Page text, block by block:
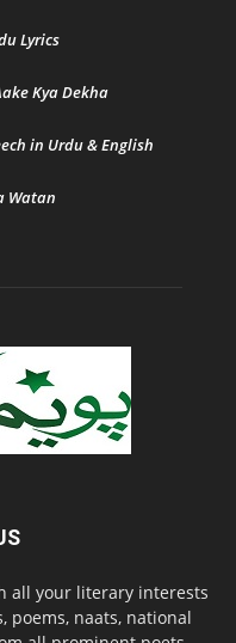
Lyrics
Kya Dekha
in Urdu & English
Watan
all your literary interests
poems, naats, national